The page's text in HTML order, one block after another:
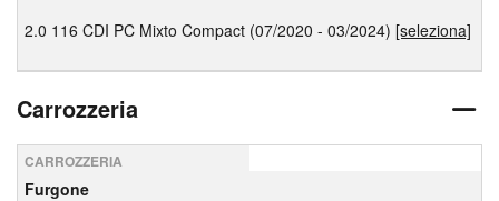
2.0 116 CDI PC Mixto Compact (07/2020 - 03/2024) [seleziona]
Carrozzeria
CARROZZERIA
Furgone